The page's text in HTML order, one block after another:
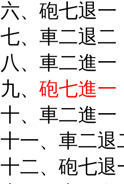
六、砲七退
七、車二退
八、車二進
九、 砲七進
十、車二進
十一、車二
十二、砲七